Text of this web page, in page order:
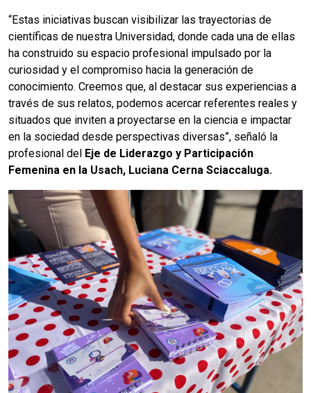
“Estas iniciativas buscan visibilizar las trayectorias de
científicas de nuestra Universidad, donde cada una de ellas
ha construido su espacio profesional impulsado por la
curiosidad y el compromiso hacia la generación de
conocimiento. Creemos que, al destacar sus experiencias a
través de sus relatos, podemos acercar referentes reales y
situados que inviten a proyectarse en la ciencia e impactar
en la sociedad desde perspectivas diversas”, señaló la
profesional del Eje de Liderazgo y Participación
Femenina en la Usach, Luciana Cerna Sciaccaluga.